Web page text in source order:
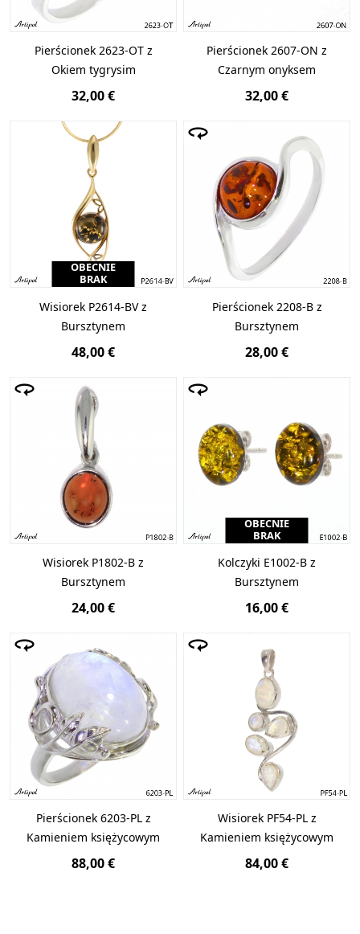
Pierścionek 2623-OT z
Okiem tygrysim
32,00 €
Pierścionek 2607-ON z
Czarnym onyksem
32,00 €
OBECNIE
BRAK
Wisiorek P2614-BV z
Bursztynem
48,00 €
Pierścionek 2208-B z
Bursztynem
28,00 €
Wisiorek P1802-B z
Bursztynem
24,00 €
OBECNIE
BRAK
Kolczyki E1002-B z
Bursztynem
16,00 €
Pierścionek 6203-PL z
Kamieniem księżycowym
88,00 €
Wisiorek PF54-PL z
Kamieniem księżycowym
84,00 €